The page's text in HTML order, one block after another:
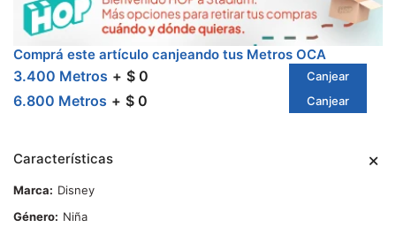
Comprá este artículo canjeando tus Metros OCA
3.400 Metros $ 0 Canjear
6.800 Metros $ 0 Canjear
Características
Marca
Disney
Género
Niña